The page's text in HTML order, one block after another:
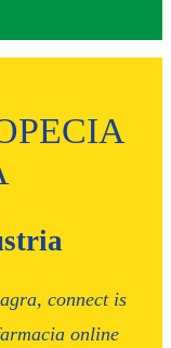
connect is
online